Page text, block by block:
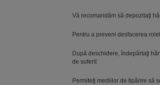
Vă recomandăm să depozitaţi
Pentru a preveni desfacerea
După deschidere, îndepărtaţi
de suferit
Permiteţi mediilor de tipărire să